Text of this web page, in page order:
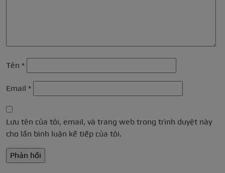
Tên *
Email *
Lưu tên của tôi, email, và trang web trong trình duyệt này
cho lần bình luận kế tiếp của tôi.